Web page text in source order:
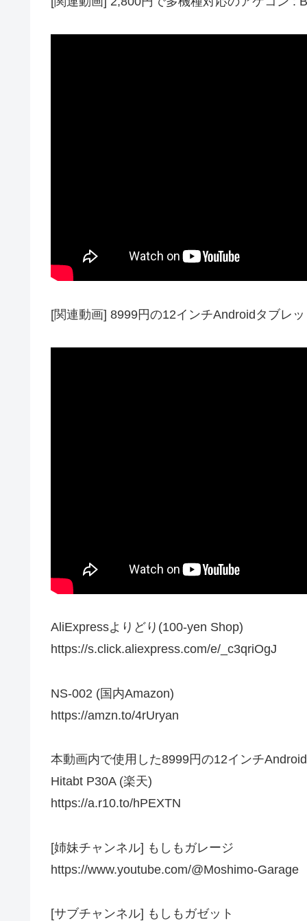
[関連動画] 8999円の12インチAndroidタブレ
AliExpressよりどり(100-yen Shop)
https://s.click.aliexpress.com/e/_c3qriOgJ
NS-002 (国内Amazon)
https://amzn.to/4rUryan
本動画内で使用した8999円の12インチ
Hitabt P30A (楽天)
https://a.r10.to/hPEXTN
[姉妹チャンネル] もしもガレージ
https://www.youtube.com/@Moshimo-Garage
[サブチャンネル] もしもガゼット